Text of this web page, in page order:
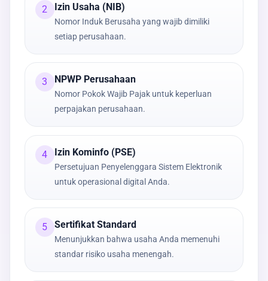
2 Izin Usaha (NIB)
Nomor Induk Berusaha yang wajib dimiliki
setiap perusahaan.
3 NPWP Perusahaan
Nomor Pokok Wajib Pajak untuk keperluan
perpajakan perusahaan.
4 Izin Kominfo (PSE)
Persetujuan Penyelenggara Sistem Elektronik
untuk operasional digital Anda.
5 Sertifikat Standard
Menunjukkan bahwa usaha Anda memenuhi
standar risiko usaha menengah.